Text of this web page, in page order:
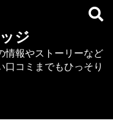
ジ
情報やストーリーなど
口コミまでもひっそり